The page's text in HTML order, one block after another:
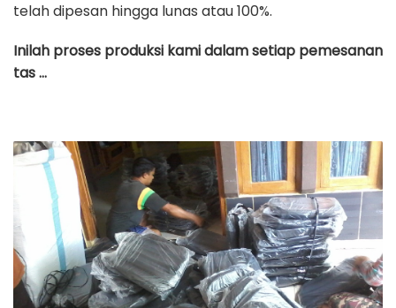
telah dipesan hingga lunas atau 100%.
Inilah proses produksi kami dalam setiap pemesanan
tas …